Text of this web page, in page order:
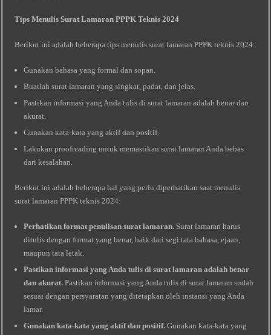
Tips Menulis Surat Lamaran PPPK Teknis 2024
Berikut ini adalah beberapa tips menulis surat lamaran PPPK teknis 2024:
Gunakan bahasa yang formal dan sopan.
Buatlah surat lamaran yang singkat, padat, dan jelas.
Pastikan informasi yang Anda tulis di surat lamaran adalah benar dan
akurat.
Gunakan kata-kata yang aktif dan positif.
Lakukan proofreading untuk memastikan surat lamaran Anda bebas
dari kesalahan.
Berikut ini adalah beberapa hal yang perlu diperhatikan saat menulis
surat lamaran PPPK teknis 2024:
Perhatikan format penulisan surat lamaran. Surat lamaran harus
ditulis dengan format yang benar, baik dari segi tata bahasa, ejaan,
maupun tata letak.
Pastikan informasi yang Anda tulis di surat lamaran adalah benar
dan akurat. Pastikan informasi yang Anda tulis di surat lamaran sudah
sesuai dengan persyaratan yang ditetapkan oleh instansi yang Anda
lamar.
Gunakan kata-kata yang aktif dan positif. Gunakan kata-kata yang